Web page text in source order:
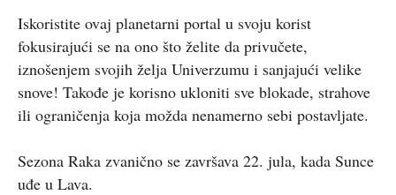
Iskoristite ovaj planetarni portal u svoju korist
fokusirajući se na ono što želite da privučete,
iznošenjem svojih želja Univerzumu i sanjajući velike
snove! Takođe je korisno ukloniti sve blokade, strahove
ili ograničenja koja možda nenamerno sebi postavljate.
Sezona Raka zvanično se završava 22. jula, kada Sunce
uđe u Lava.